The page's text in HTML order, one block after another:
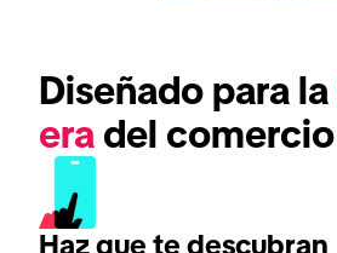
Diseñado para la
era del comercio
Haz que te descubran